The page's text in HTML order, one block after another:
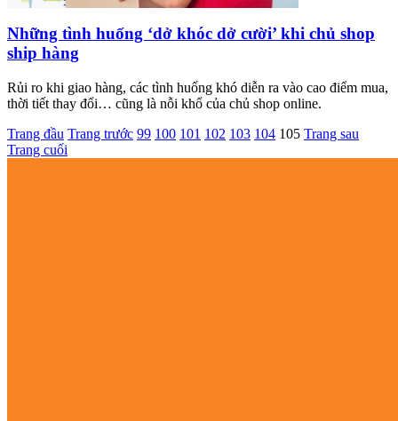
Những tình huống ‘dở khóc dở cười’ khi chủ shop
ship hàng
Rủi ro khi giao hàng, các tình huống khó diễn ra vào cao điểm mua,
thời tiết thay đổi… cũng là nỗi khổ của chủ shop online.
Trang đầu Trang trước 99 100 101 102 103 104 105 Trang sau
Trang cuối